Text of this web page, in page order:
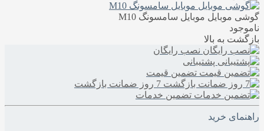
گوشی موبایل موبایل سامسونگ M10
ناموجود
بازگشت به بالا
نصب رایگان
پشتیبانی
تضمین قیمت
تضمین خدمات
راهنمای خرید